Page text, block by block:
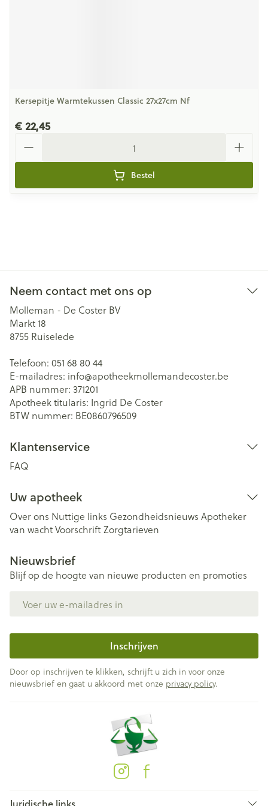
Kersepitje Warmtekussen Classic 27x27cm Nf
€ 22,45
Bestel
Neem contact met ons op
Molleman - De Coster BV
Markt 18
8755 Ruiselede
Telefoon: 051 68 80 44
E-mailadres: info@apotheekmollemandecoster.be
APB nummer: 371201
Apotheek titularis: Ingrid De Coster
BTW nummer: BE0860796509
Klantenservice
FAQ
Uw apotheek
Over ons Nuttige links Gezondheidsnieuws Apotheker
van wachtVoorschriftZorgtarieven
Nieuwsbrief
Blijf op de hoogte van nieuwe producten en promoties
Inschrijven
Door op inschrijven te klikken, schrijft u zich in voor onze
nieuwsbrief en gaat u akkoord met onze privacy policy.